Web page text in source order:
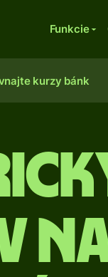
Funkcie
kurzy bánk